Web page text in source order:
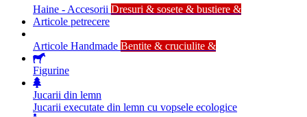
Haine - Accesorii Dresuri & sosete & bustiere &
Articole petrecere
Articole Handmade Bentite & cruciulite &
Figurine
Jucarii din lemn
Jucarii executate din lemn cu vopsele ecologice